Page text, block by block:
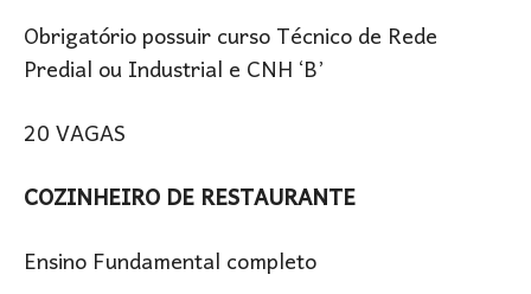
Obrigatório possuir curso Técnico de Rede
Predial ou Industrial e CNH ‘B’
20 VAGAS
COZINHEIRO DE RESTAURANTE
Ensino Fundamental completo